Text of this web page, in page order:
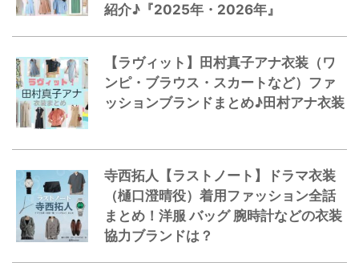
紹介♪『2025年・2026年』
【ラヴィット】田村真子アナ衣装（ワ
ンピ・ブラウス・スカートなど）ファ
ッションブランドまとめ♪田村アナ衣装
寺西拓人【ラストノート】ドラマ衣装
（樋口澄晴役）着用ファッション全話
まとめ！洋服 バッグ 腕時計などの衣装
協力ブランドは？